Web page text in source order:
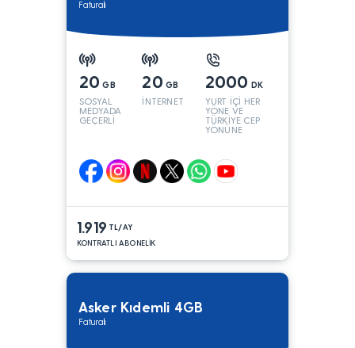
Faturalı
20 GB
SOSYAL
MEDYADA
GEÇERLİ
20 GB
İNTERNET
2000 DK
YURT İÇİ HER
YÖNE VE
TÜRKİYE CEP
YÖNÜNE
1.919 TL/AY
KONTRATLI ABONELİK
Asker Kıdemli 4GB
Faturalı